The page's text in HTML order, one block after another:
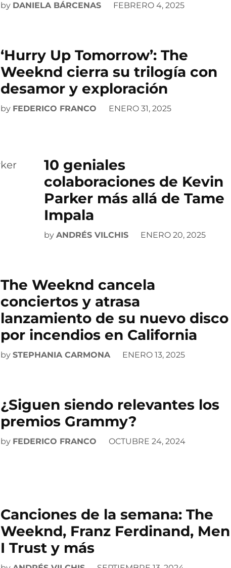
by DANIELA BÁRCENAS FEBRERO 4, 2025
‘Hurry Up Tomorrow’: The
Weeknd cierra su trilogía con
desamor y exploración
by FEDERICO FRANCO ENERO 31, 2025
10 geniales
colaboraciones de Kevin
Parker más allá de Tame
Impala
by ANDRÉS VILCHIS ENERO 20, 2025
The Weeknd cancela
conciertos y atrasa
lanzamiento de su nuevo disco
por incendios en California
by STEPHANIA CARMONA ENERO 13, 2025
¿Siguen siendo relevantes los
premios Grammy?
by FEDERICO FRANCO OCTUBRE 24, 2024
Canciones de la semana: The
Weeknd, Franz Ferdinand, Men
I Trust y más